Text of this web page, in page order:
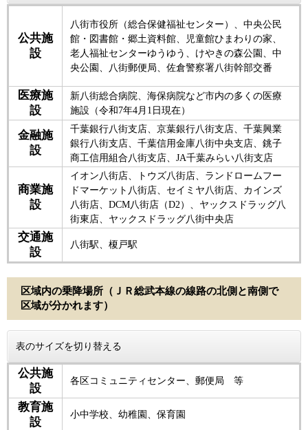
公共施
設
八街市役所（総合保健福祉センター）、中央公民
館・図書館・郷土資料館、児童館ひまわりの家、
老人福祉センターゆうゆう、けやきの森公園、中
央公園、八街郵便局、佐倉警察署八街幹部交番
医療施
設
新八街総合病院、海保病院など市内の多くの医療
施設（令和7年4月1日現在）
金融施
設
千葉銀行八街支店、京葉銀行八街支店、千葉興業
銀行八街支店、千葉信用金庫八街中央支店、銚子
商工信用組合八街支店、JA千葉みらい八街支店
商業施
設
イオン八街店、トウズ八街店、ランドロームフー
ドマーケット八街店、セイミヤ八街店、カインズ
八街店、DCM八街店（D2）、ヤックスドラッグ八
街東店、ヤックスドラッグ八街中央店
交通施
設
八街駅、榎戸駅
区域内の乗降場所（ＪＲ総武本線の線路の北側と南側で
区域が分かれます）
表のサイズを切り替える
公共施
設
各区コミュニティセンター、郵便局 等
教育施
設
小中学校、幼稚園、保育園